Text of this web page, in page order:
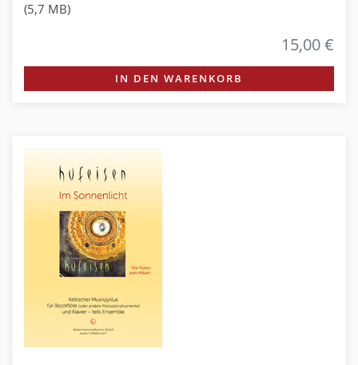
(5,7 MB)
15,00 €
IN DEN WARENKORB